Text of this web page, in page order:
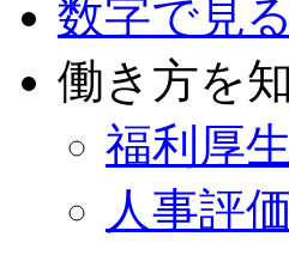
数字で見
働き方を
福利厚
人事評